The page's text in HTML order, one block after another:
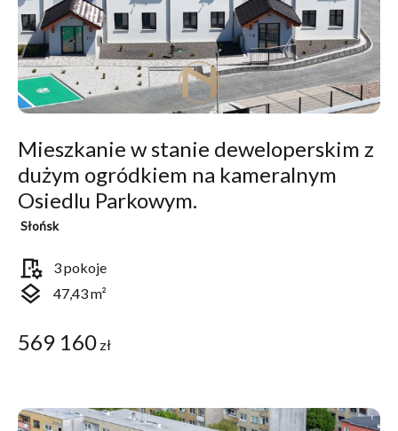
Mieszkanie w stanie deweloperskim z
dużym ogródkiem na kameralnym
Osiedlu Parkowym.
Słońsk
room_preferences 3 pokoje
layers 47,43 m²
569 160 zł